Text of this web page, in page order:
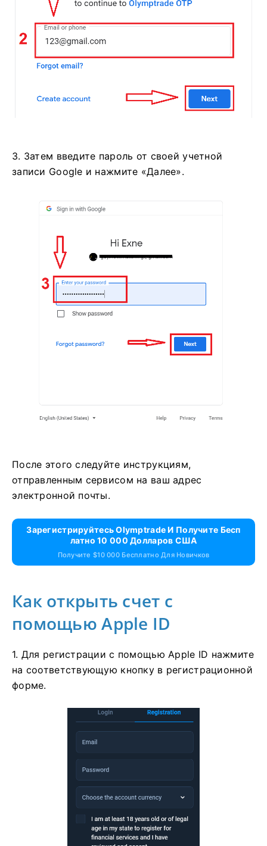
3. Затем введите пароль от своей учетной
записи Google и нажмите «Далее».
После этого следуйте инструкциям,
отправленным сервисом на ваш адрес
электронной почты.
Зарегистрируйтесь Olymptrade И Получите Бесп
Латно 10 000 Долларов США
Получите $10 000 Бесплатно Для Новичков
Как открыть счет с
помощью Apple ID
1. Для регистрации с помощью Apple ID нажмите
на соответствующую кнопку в регистрационной
форме.